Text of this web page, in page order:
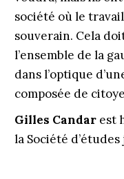
société où le
souverain. Cela
l’ensemble de la
dans l’optique
composée de
Gilles Candarest
la Société